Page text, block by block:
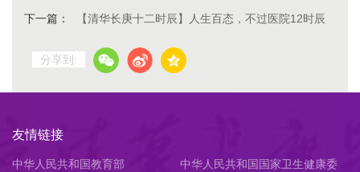
下一篇： 【清华长庚十二时辰】人生百态，不过医院12时辰
分享到:
友情链接
中华人民共和国教育部
中华人民共和国国家卫生健康委